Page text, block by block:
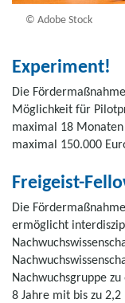
© Adobe Stock
Experiment!
Die Fördermaßnahme
Möglichkeit für
maximal 18
maximal 150.000
Freigeist-
Die Fördermaßnahme
ermöglicht
Nachwuchsgruppe
8 Jahre mit bis zu